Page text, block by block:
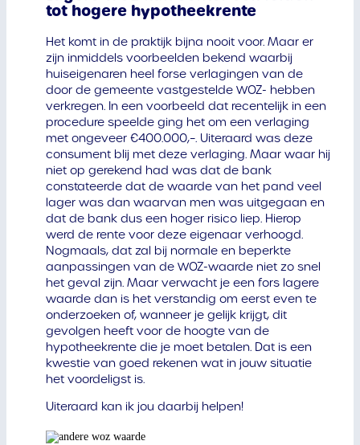
tot hogere hypotheekrente
Het komt in de praktijk bijna nooit voor. Maar er
zijn inmiddels voorbeelden bekend waarbij
huiseigenaren heel forse verlagingen van de
door de gemeente vastgestelde WOZ- hebben
verkregen. In een voorbeeld dat recentelijk in een
procedure speelde ging het om een verlaging
met ongeveer €400.000,–. Uiteraard was deze
consument blij met deze verlaging. Maar waar hij
niet op gerekend had was dat de bank
constateerde dat de waarde van het pand veel
lager was dan waarvan men was uitgegaan en
dat de bank dus een hoger risico liep. Hierop
werd de rente voor deze eigenaar verhoogd.
Nogmaals, dat zal bij normale en beperkte
aanpassingen van de WOZ-waarde niet zo snel
het geval zijn. Maar verwacht je een fors lagere
waarde dan is het verstandig om eerst even te
onderzoeken of, wanneer je gelijk krijgt, dit
gevolgen heeft voor de hoogte van de
hypotheekrente die je moet betalen. Dat is een
kwestie van goed rekenen wat in jouw situatie
het voordeligst is.
Uiteraard kan ik jou daarbij helpen!